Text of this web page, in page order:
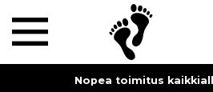
Nopea toimitus